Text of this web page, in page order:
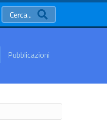
Cerca...
Pubblicazioni